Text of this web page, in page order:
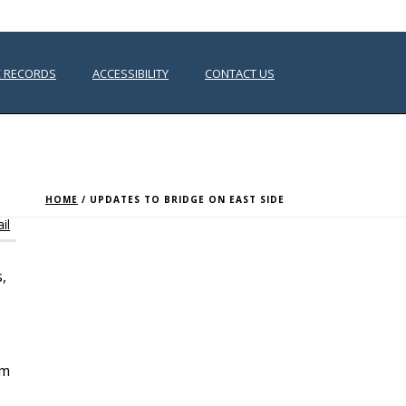
ACCESSIBILITY CONTACT US
HOME / UPDATES TO BRIDGE ON EAST SIDE